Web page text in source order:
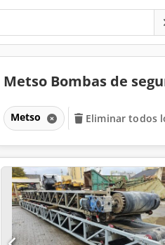
Metso Bombas de
Metso Eliminar todos